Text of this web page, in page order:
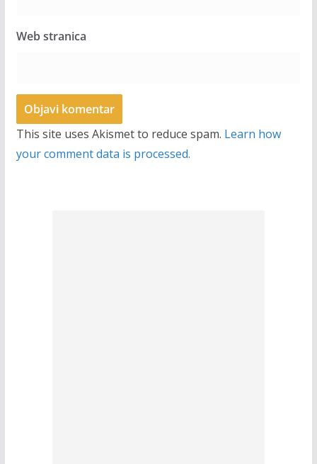
Web stranica
This site uses Akismet to reduce spam. Learn how
your comment data is processed.